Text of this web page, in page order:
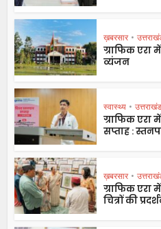
ख़बरसार •
ग्राफिक
व्यंजन
स्वास्थ्य •
ग्राफिक एरा
सप्ताह :
ख़बरसार •
ग्राफिक एरा
चित्रों की